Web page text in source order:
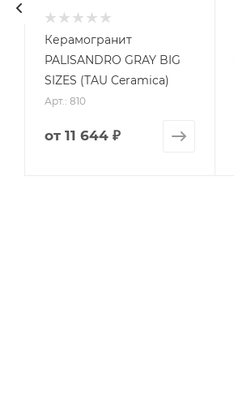
Керамогранит
PALISANDRO GRAY BIG
SIZES (TAU Ceramica)
Арт.: 810
от 11 644 ₽